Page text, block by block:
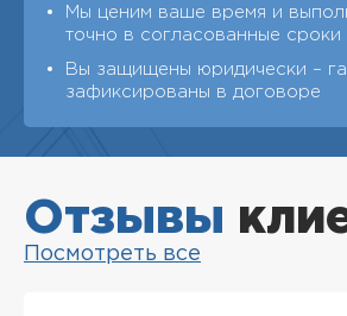
Мы ценим ваше время и
точно в согласованные сроки
Вы защищены юридически –
зафиксированы в договоре
Отзывы
Посмотреть все